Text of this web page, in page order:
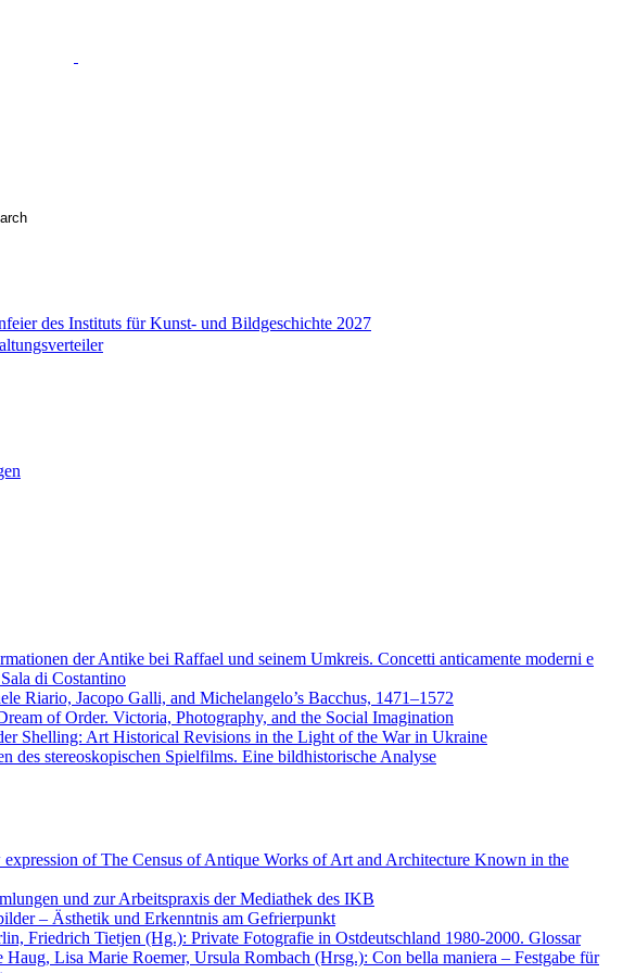
des Instituts für Kunst- und Bildgeschichte 2027
der Antike bei Raffael und seinem Umkreis. Concetti anticamente moderni e
di Costantino
Riario, Jacopo Galli, and Michelangelo’s Bacchus, 1471–1572
of Order. Victoria, Photography, and the Social Imagination
Shelling: Art Historical Revisions in the Light of the War in Ukraine
des stereoskopischen Spielfilms. Eine bildhistorische Analyse
expression of The Census of Antique Works of Art and Architecture Known in the
und zur Arbeitspraxis der Mediathek des IKB
– Ästhetik und Erkenntnis am Gefrierpunkt
Friedrich Tietjen (Hg.): Private Fotografie in Ostdeutschland 1980-2000. Glossar
Lisa Marie Roemer, Ursula Rombach (Hrsg.): Con bella maniera – Festgabe für